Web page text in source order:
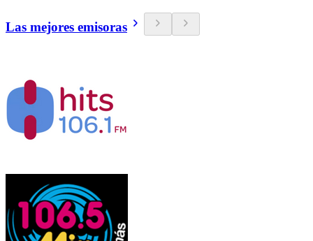
Las mejores emisoras